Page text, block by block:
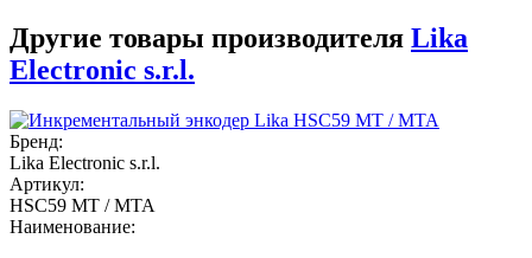
Другие товары производителя Lika
Electronic s.r.l.
Бренд:
Lika Electronic s.r.l.
Артикул:
HSC59 MT / MTA
Наименование: